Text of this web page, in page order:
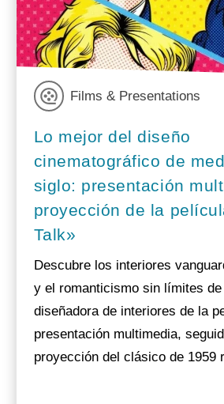
Films & Presentations
Lo mejor del diseño
cinematográfico de
siglo: presentación
proyección de la
Talk»
Descubre los interiores
y el romanticismo sin límites
diseñadora de interiores de la
presentación multimedia,
proyección del clásico de 1959